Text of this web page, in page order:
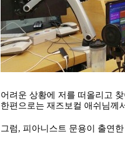
어려운 상황에 저를 떠올리고
한편으로는 재즈보컬 애쉬님께
그럼, 피아니스트 문용이 출연